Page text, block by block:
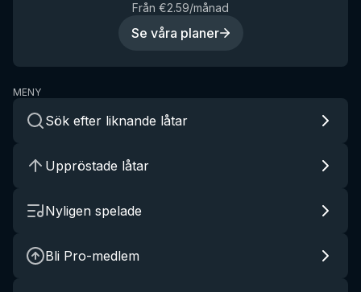
Från €2.59/månad
Se våra planer
MENY
Sök efter liknande låtar
Uppröstade låtar
Nyligen spelade
Bli Pro-medlem